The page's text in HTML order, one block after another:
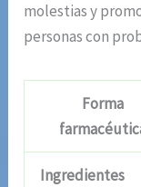
molestias y
personas con
Forma
Ingredientes